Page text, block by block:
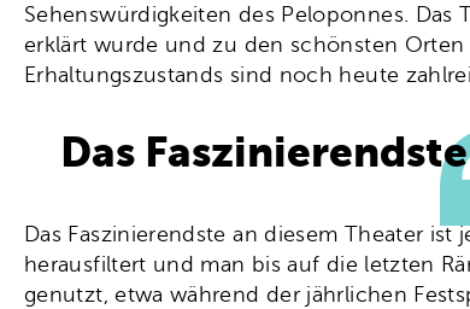
Sehenswürdigkeiten des Peloponnes. Das
erklärt wurde und zu den schönsten
Erhaltungszustands sind noch heute
Das
Das Faszinierendste an diesem Theater
herausfiltert und man bis auf die letzten
genutzt, etwa während der jährlichen